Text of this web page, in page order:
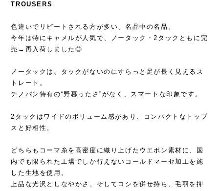
TROUSERS
色違いでリピートされる方が多い、名品中の名品。
今年は特にキャメルが人気で、ノータック・2タックともに完
売→再入荷しました◎
ノータックは、タックがないのにすらっと足が長く見えるス
トレート。
チノパン特有の“野暮ったさ”がなく、スマートな印象です。
2タックはワイドのボリューム感があり、コンパクトなトップ
スと好相性。
どちらもコーマ糸を高密度に織り上げたウエポン素材に、国
内でも限られた工場でしか行えないコールドマーセ加工を施
した生地を使用。
上品な光沢としなやかさ、そしてコシを併せ持ち、毛羽を抑